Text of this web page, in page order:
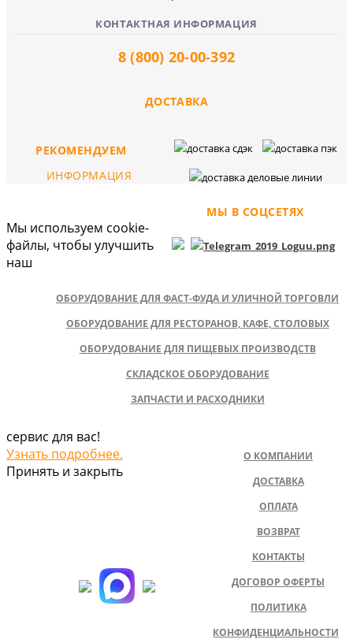
КОНТАКТНАЯ ИНФОРМАЦИЯ
8 (800) 20-00-392
ДОСТАВКА
МЫ В СОЦСЕТЯХ
РЕКОМЕНДУЕМ
ОБОРУДОВАНИЕ ДЛЯ ФАСТ-ФУДА И УЛИЧНОЙ ТОРГОВЛИ
ОБОРУДОВАНИЕ ДЛЯ РЕСТОРАНОВ, КАФЕ, СТОЛОВЫХ
ОБОРУДОВАНИЕ ДЛЯ ПИЩЕВЫХ ПРОИЗВОДСТВ
СКЛАДСКОЕ ОБОРУДОВАНИЕ
ЗАПЧАСТИ И РАСХОДНИКИ
ИНФОРМАЦИЯ
О КОМПАНИИ
ДОСТАВКА
ОПЛАТА
ВОЗВРАТ
КОНТАКТЫ
ДОГОВОР ОФЕРТЫ
ПОЛИТИКА
КОНФИДЕНЦИАЛЬНОСТИ
Мы используем cookie-
файлы, чтобы улучшить
наш
сервис для вас!
Узнать подробнее.
Принять и закрыть